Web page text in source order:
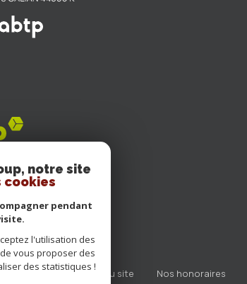
légales plan du site nos honoraires
notre site
cookies
pendant
l'utilisation des
vous proposer des
des statistiques !